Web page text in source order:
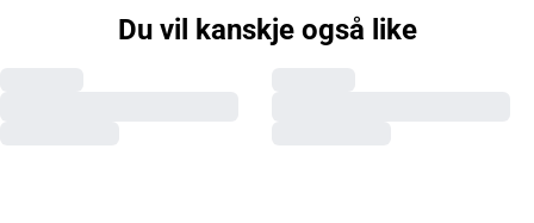
Du vil kanskje også like